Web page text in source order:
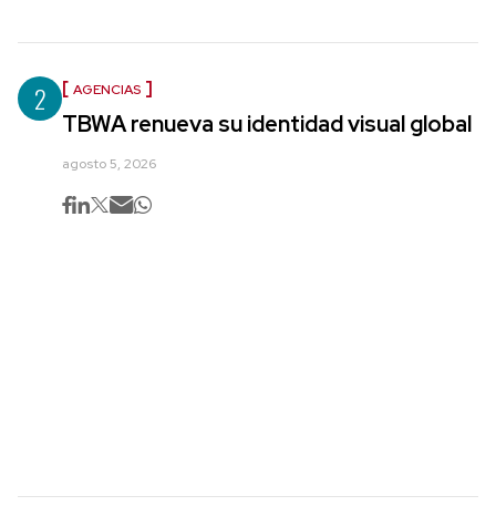
2 AGENCIAS
TBWA renueva su identidad visual global
agosto 5, 2026